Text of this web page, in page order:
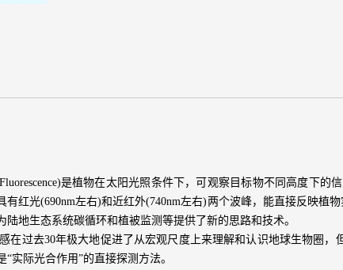
是植物在太阳光照条件下，可观察目标物不同高度下
红光(690nm左右)和近红外(740nm左右)两个波峰，能直接反映植
地生态系统碳循环和植被监测等提供了新的思路和技术。
在过去30年极大地促进了从宏观尺度上来理解和认识地球生物圈，
实际光合作用”的直接探测方法。